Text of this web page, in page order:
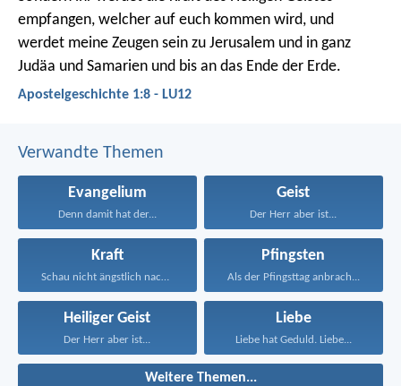
empfangen, welcher auf euch kommen wird, und
werdet meine Zeugen sein zu Jerusalem und in ganz
Judäa und Samarien und bis an das Ende der Erde.
Apostelgeschichte 1:8 - LU12
Verwandte Themen
Evangelium
Denn damit hat der...
Geist
Der Herr aber ist...
Kraft
Schau nicht ängstlich nach...
Pfingsten
Als der Pfingsttag anbrach...
Heiliger Geist
Der Herr aber ist...
Liebe
Liebe hat Geduld. Liebe...
Weitere Themen...